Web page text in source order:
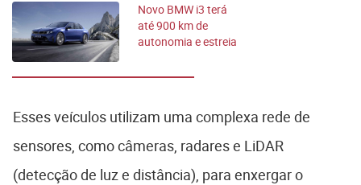
Novo BMW i3 terá
até 900 km de
autonomia e estreia
Esses veículos utilizam uma complexa rede de
sensores, como câmeras, radares e LiDAR
(detecção de luz e distância), para enxergar o